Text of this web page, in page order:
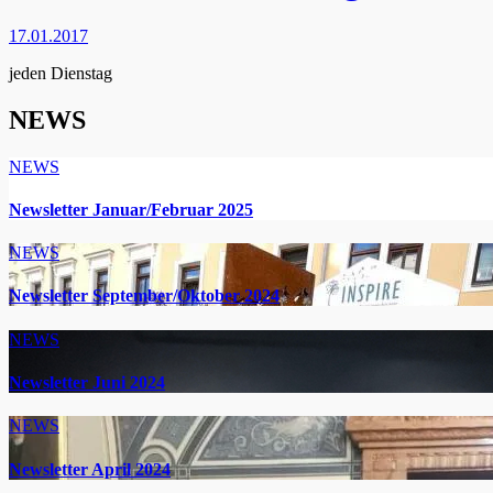
17.01.2017
jeden Dienstag
NEWS
NEWS
Newsletter Januar/Februar 2025
NEWS
Newsletter September/Oktober 2024
NEWS
Newsletter Juni 2024
NEWS
Newsletter April 2024